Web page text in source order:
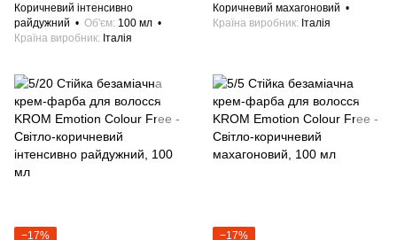
Коричневий інтенсивно
райдужний
Об'єм 100 мл
Країна виробник
Італія
Коричневий махагоновий
Країна виробник
Італія
−17% −17%